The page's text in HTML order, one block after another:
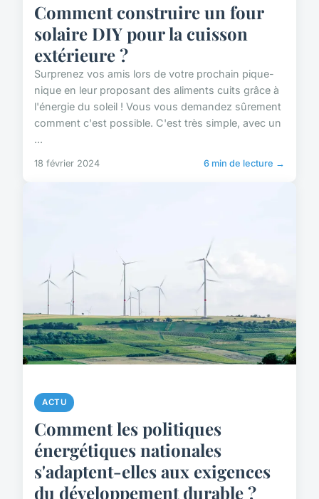
Comment construire un four
solaire DIY pour la cuisson
extérieure ?
Surprenez vos amis lors de votre prochain pique-
nique en leur proposant des aliments cuits grâce à
l'énergie du soleil ! Vous vous demandez sûrement
comment c'est possible. C'est très simple, avec un
...
18 février 2024 6 min de lecture →
ACTU
Comment les politiques
énergétiques nationales
s'adaptent-elles aux exigences
du développement durable ?